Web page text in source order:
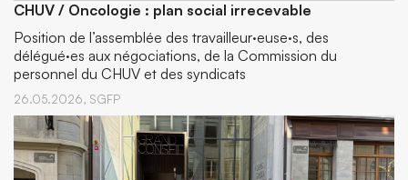
CHUV / Oncologie : plan social irrecevable
Position de l’assemblée des travailleur·euse·s, des
délégué·es aux négociations, de la Commission du
personnel du CHUV et des syndicats
26.05.2026, SGFP